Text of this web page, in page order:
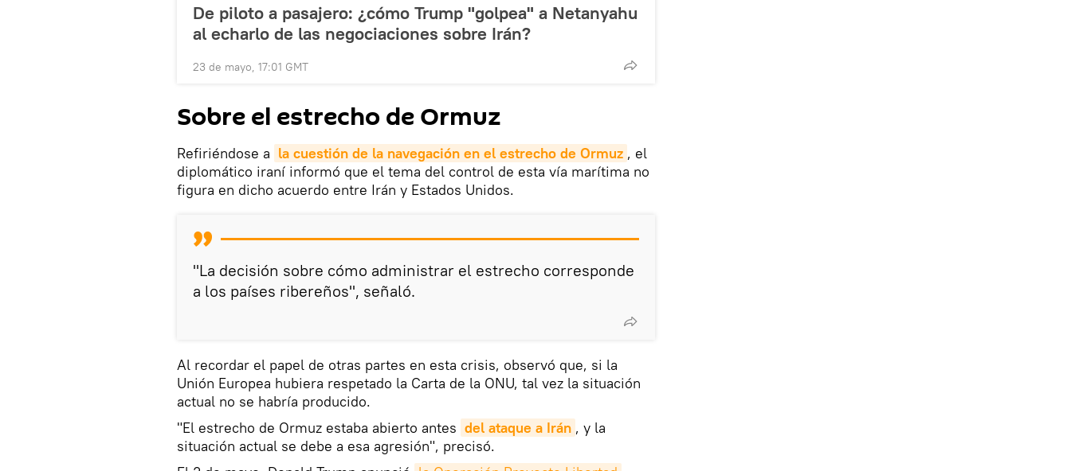
De piloto a pasajero: ¿cómo Trump "golpea" a Netanyahu
al echarlo de las negociaciones sobre Irán?
23 de mayo, 17:01 GMT
Sobre el estrecho de Ormuz
Refiriéndose a la cuestión de la navegación en el estrecho de Ormuz , el
diplomático iraní informó que el tema del control de esta vía marítima no
figura en dicho acuerdo entre Irán y Estados Unidos.
"La decisión sobre cómo administrar el estrecho corresponde
a los países ribereños", señaló.
Al recordar el papel de otras partes en esta crisis, observó que, si la
Unión Europea hubiera respetado la Carta de la ONU, tal vez la situación
actual no se habría producido.
"El estrecho de Ormuz estaba abierto antes del ataque a Irán , y la
situación actual se debe a esa agresión", precisó.